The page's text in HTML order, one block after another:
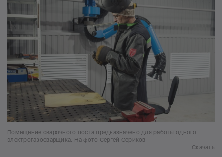
Помещение сварочного поста предназначено для работы одного
электрогазосварщика. На фото Сергей Сериков
Скачать